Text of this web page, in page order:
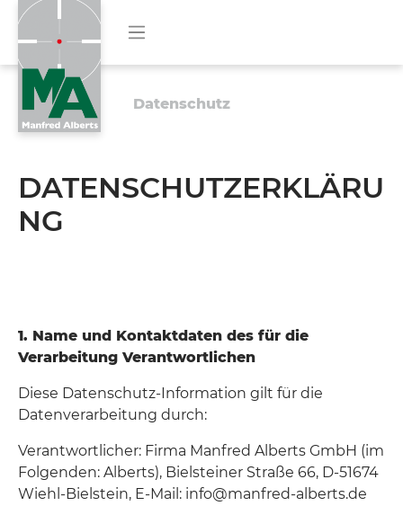
Datenschutz
DATENSCHUTZERKLÄRU
NG
1. Name und Kontaktdaten des für die
Verarbeitung Verantwortlichen
Diese Datenschutz-Information gilt für die
Datenverarbeitung durch:
Verantwortlicher: Firma Manfred Alberts GmbH (im
Folgenden: Alberts), Bielsteiner Straße 66, D-51674
Wiehl-Bielstein, E-Mail: info@manfred-alberts.de